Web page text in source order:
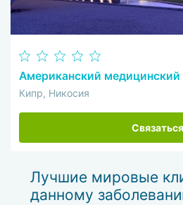
Американский медицинский
Кипр, Никосия
Связаться
Лучшие мировые
данному